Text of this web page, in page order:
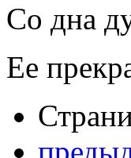
Со дна
Ее